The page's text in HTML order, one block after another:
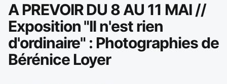
A PREVOIR DU 8 AU 11 MAI //
Exposition "Il n'est rien
d'ordinaire" : Photographies de
Bérénice Loyer